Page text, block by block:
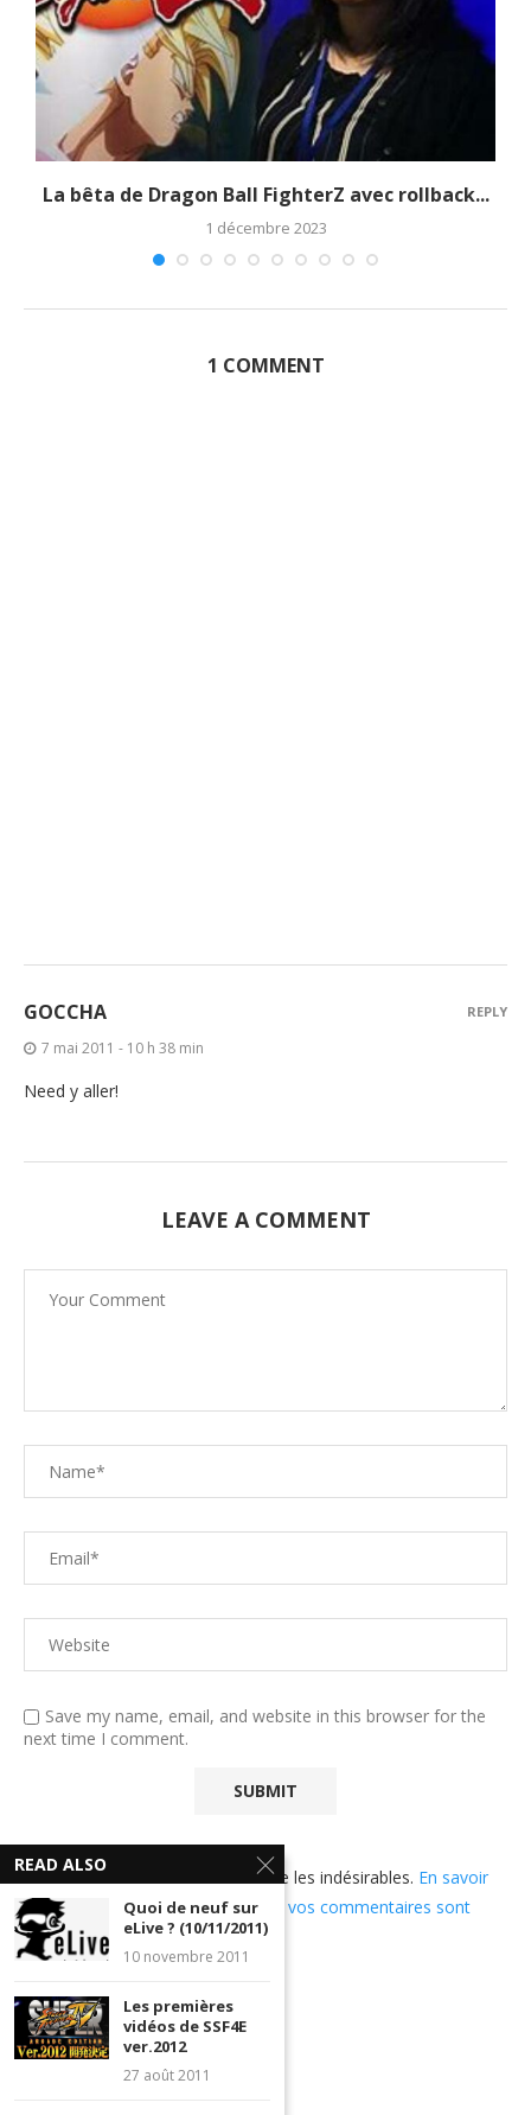
La bêta de Dragon Ball FighterZ avec rollback...
1 décembre 2023
1 COMMENT
GOCCHA
7 mai 2011 - 10 h 38 min
Need y aller!
REPLY
LEAVE A COMMENT
Save my name, email, and website in this browser for the
next time I comment.
Ce site utilise Akismet pour réduire les indésirables. En savoir
plus sur comment les données de vos commentaires sont
utilisées.
READ ALSO
Quoi de neuf sur
eLive ? (10/11/2011)
10 novembre 2011
Les premières
vidéos de SSF4E
ver.2012
27 août 2011